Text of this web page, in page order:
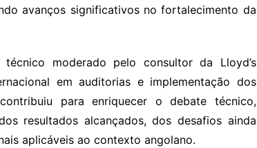
avanços significativos no fortalecimento da
moderado pelo consultor da Lloyd’s
em auditorias e implementação dos
para enriquecer o debate técnico,
resultados alcançados, dos desafios ainda
aplicáveis ao contexto angolano.